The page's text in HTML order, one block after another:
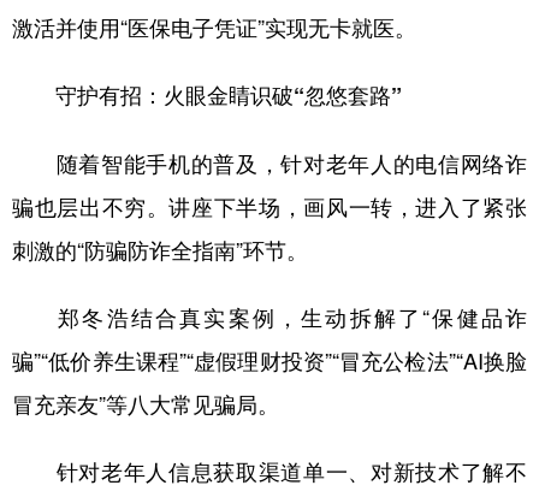
激活并使用“医保电子凭证”实现无卡就医。
守护有招：火眼金睛识破“忽悠套路”
随着智能手机的普及，针对老年人的电信网络诈
骗也层出不穷。讲座下半场，画风一转，进入了紧张
刺激的“防骗防诈全指南”环节。
郑冬浩结合真实案例，生动拆解了“保健品诈
骗”“低价养生课程”“虚假理财投资”“冒充公检法”“AI换脸
冒充亲友”等八大常见骗局。
针对老年人信息获取渠道单一、对新技术了解不